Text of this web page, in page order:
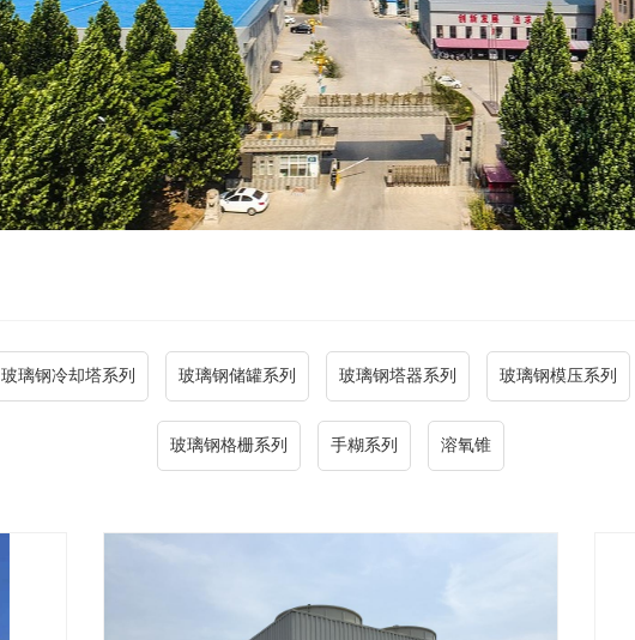
玻璃钢冷却塔系列 玻璃钢储罐系列 玻璃钢塔器系列 玻璃钢模压系列
玻璃钢格栅系列 手糊系列 溶氧锥